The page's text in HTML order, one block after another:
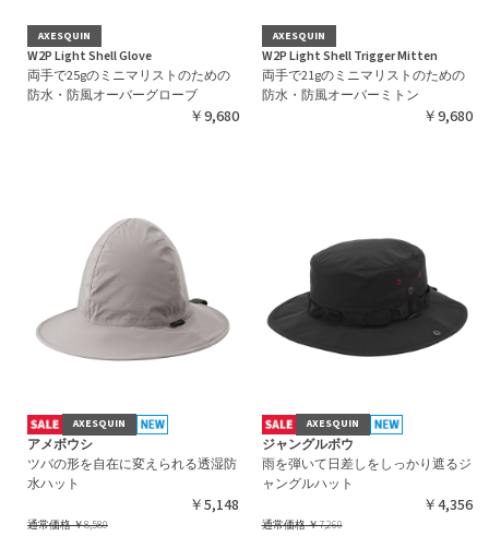
AXESQUIN
W2P Light Shell Glove
両手で25gのミニマリストのための
防水・防風オーバーグローブ
￥9,680
AXESQUIN
W2P Light Shell Trigger Mitten
両手で21gのミニマリストのための
防水・防風オーバーミトン
￥9,680
AXESQUIN
アメボウシ
ツバの形を自在に変えられる透湿防
水ハット
￥5,148
通常価格￥8,580
AXESQUIN
ジャングルボウ
雨を弾いて日差しをしっかり遮るジ
ャングルハット
￥4,356
通常価格￥7,260